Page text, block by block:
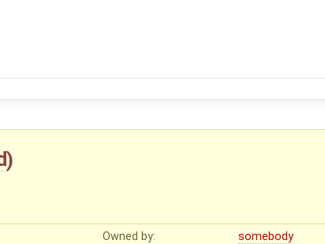
)
Owned by:
somebody